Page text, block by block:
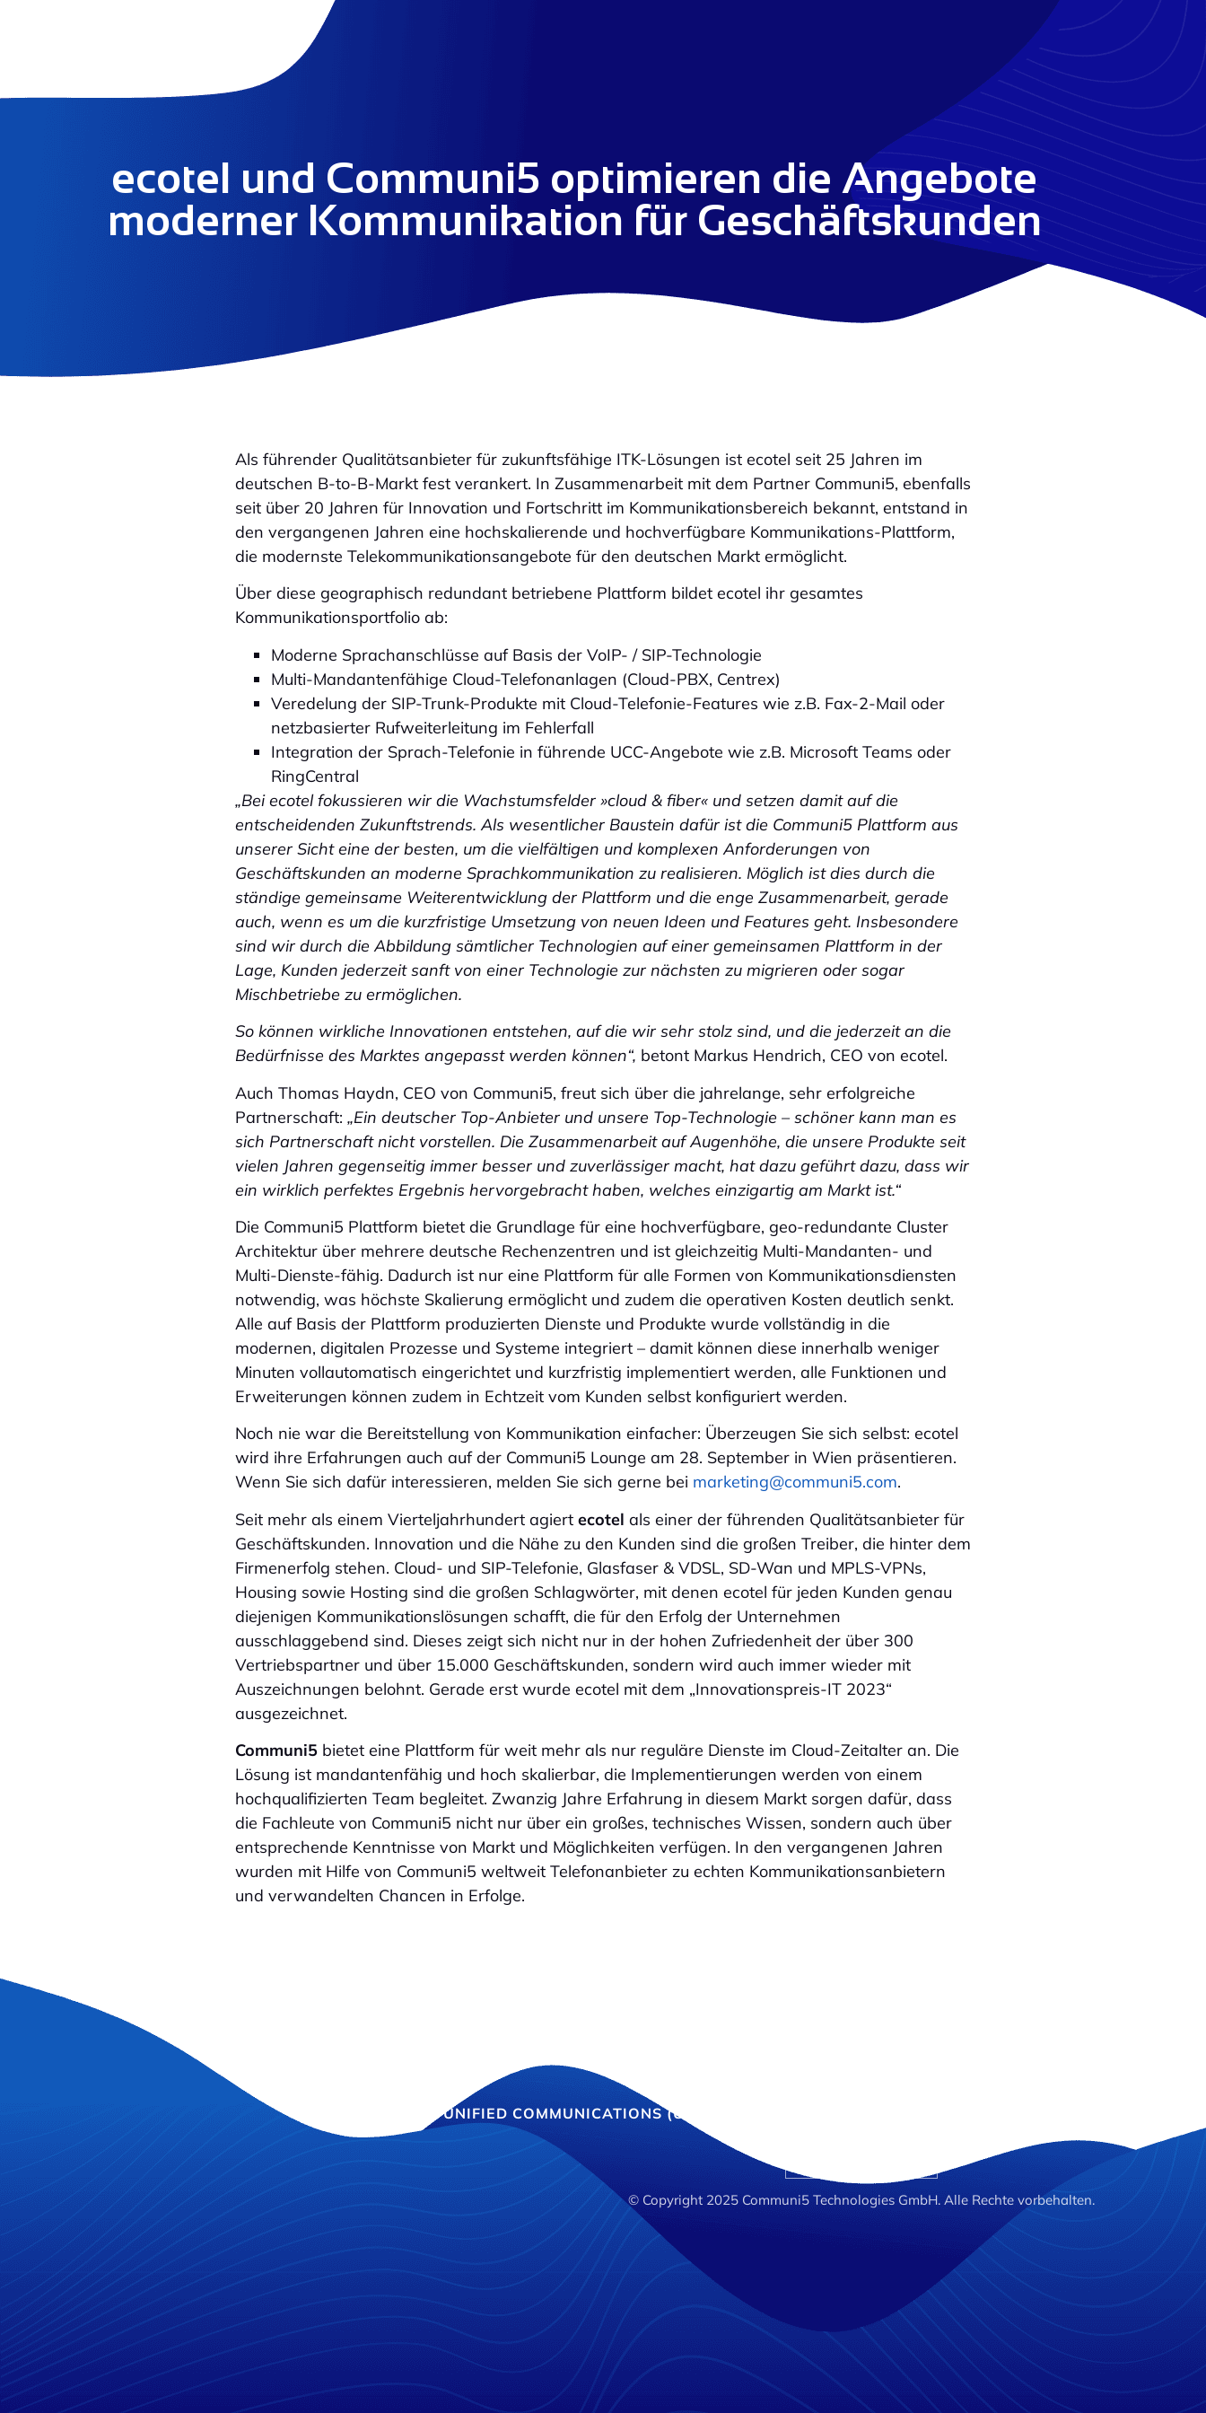
ecotel und Communi5 optimieren die Angebote
moderner Kommunikation für Geschäftskunden
Als führender Qualitätsanbieter für zukunftsfähige ITK-Lösungen ist ecotel seit 25 Jahren im
deutschen B-to-B-Markt fest verankert. In Zusammenarbeit mit dem Partner Communi5, ebenfalls
seit über 20 Jahren für Innovation und Fortschritt im Kommunikationsbereich bekannt, entstand in
den vergangenen Jahren eine hochskalierende und hochverfügbare Kommunikations-Plattform,
die modernste Telekommunikationsangebote für den deutschen Markt ermöglicht.
Über diese geographisch redundant betriebene Plattform bildet ecotel ihr gesamtes
Kommunikationsportfolio ab:
Moderne Sprachanschlüsse auf Basis der VoIP- / SIP-Technologie
Multi-Mandantenfähige Cloud-Telefonanlagen (Cloud-PBX, Centrex)
Veredelung der SIP-Trunk-Produkte mit Cloud-Telefonie-Features wie z.B. Fax-2-Mail oder
netzbasierter Rufweiterleitung im Fehlerfall
Integration der Sprach-Telefonie in führende UCC-Angebote wie z.B. Microsoft Teams oder
RingCentral
„Bei ecotel fokussieren wir die Wachstumsfelder »cloud & fiber« und setzen damit auf die
entscheidenden Zukunftstrends. Als wesentlicher Baustein dafür ist die Communi5 Plattform aus
unserer Sicht eine der besten, um die vielfältigen und komplexen Anforderungen von
Geschäftskunden an moderne Sprachkommunikation zu realisieren. Möglich ist dies durch die
ständige gemeinsame Weiterentwicklung der Plattform und die enge Zusammenarbeit, gerade
auch, wenn es um die kurzfristige Umsetzung von neuen Ideen und Features geht. Insbesondere
sind wir durch die Abbildung sämtlicher Technologien auf einer gemeinsamen Plattform in der
Lage, Kunden jederzeit sanft von einer Technologie zur nächsten zu migrieren oder sogar
Mischbetriebe zu ermöglichen.
So können wirkliche Innovationen entstehen, auf die wir sehr stolz sind, und die jederzeit an die
Bedürfnisse des Marktes angepasst werden können“, betont Markus Hendrich, CEO von ecotel.
Auch Thomas Haydn, CEO von Communi5, freut sich über die jahrelange, sehr erfolgreiche
Partnerschaft: „Ein deutscher Top-Anbieter und unsere Top-Technologie – schöner kann man es
sich Partnerschaft nicht vorstellen. Die Zusammenarbeit auf Augenhöhe, die unsere Produkte seit
vielen Jahren gegenseitig immer besser und zuverlässiger macht, hat dazu geführt dazu, dass wir
ein wirklich perfektes Ergebnis hervorgebracht haben, welches einzigartig am Markt ist.“
Die Communi5 Plattform bietet die Grundlage für eine hochverfügbare, geo-redundante Cluster
Architektur über mehrere deutsche Rechenzentren und ist gleichzeitig Multi-Mandanten- und
Multi-Dienste-fähig. Dadurch ist nur eine Plattform für alle Formen von Kommunikationsdiensten
notwendig, was höchste Skalierung ermöglicht und zudem die operativen Kosten deutlich senkt.
Alle auf Basis der Plattform produzierten Dienste und Produkte wurde vollständig in die
modernen, digitalen Prozesse und Systeme integriert – damit können diese innerhalb weniger
Minuten vollautomatisch eingerichtet und kurzfristig implementiert werden, alle Funktionen und
Erweiterungen können zudem in Echtzeit vom Kunden selbst konfiguriert werden.
Noch nie war die Bereitstellung von Kommunikation einfacher: Überzeugen Sie sich selbst: ecotel
wird ihre Erfahrungen auch auf der Communi5 Lounge am 28. September in Wien präsentieren.
Wenn Sie sich dafür interessieren, melden Sie sich gerne bei marketing@communi5.com.
Seit mehr als einem Vierteljahrhundert agiert ecotel als einer der führenden Qualitätsanbieter für
Geschäftskunden. Innovation und die Nähe zu den Kunden sind die großen Treiber, die hinter dem
Firmenerfolg stehen. Cloud- und SIP-Telefonie, Glasfaser & VDSL, SD-Wan und MPLS-VPNs,
Housing sowie Hosting sind die großen Schlagwörter, mit denen ecotel für jeden Kunden genau
diejenigen Kommunikationslösungen schafft, die für den Erfolg der Unternehmen
ausschlaggebend sind. Dieses zeigt sich nicht nur in der hohen Zufriedenheit der über 300
Vertriebspartner und über 15.000 Geschäftskunden, sondern wird auch immer wieder mit
Auszeichnungen belohnt. Gerade erst wurde ecotel mit dem „Innovationspreis-IT 2023“
ausgezeichnet.
Communi5 bietet eine Plattform für weit mehr als nur reguläre Dienste im Cloud-Zeitalter an. Die
Lösung ist mandantenfähig und hoch skalierbar, die Implementierungen werden von einem
hochqualifizierten Team begleitet. Zwanzig Jahre Erfahrung in diesem Markt sorgen dafür, dass
die Fachleute von Communi5 nicht nur über ein großes, technisches Wissen, sondern auch über
entsprechende Kenntnisse von Markt und Möglichkeiten verfügen. In den vergangenen Jahren
wurden mit Hilfe von Communi5 weltweit Telefonanbieter zu echten Kommunikationsanbietern
und verwandelten Chancen in Erfolge.
UNIFIED COMMUNICATIONS (UCAAS)
© Copyright 2025 Communi5 Technologies GmbH. Alle Rechte vorbehalten.